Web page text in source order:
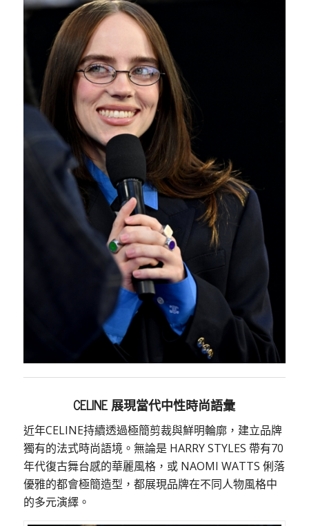
CELINE展現當代中性時尚語彙
近年CELINE持續透過極簡剪裁與鮮明輪廓，建立品牌
獨有的法式時尚語境。無論是 HARRY STYLES 帶有70
年代復古舞台感的華麗風格，或 NAOMI WATTS 俐落
優雅的都會極簡造型，都展現品牌在不同人物風格中
的多元演繹。